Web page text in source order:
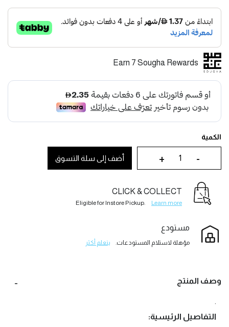
Earn 7 Sougha Rewards
الكمية
-
+ أضف إلى سلة التسوق
CLICK & COLLECT
Eligible for Instore Pickup. Learn more
مستودع
مؤهلة لاستلام المستودعات. يتعلم أكثر
وصف المنتج
.
التفاصيل الرئيسية: